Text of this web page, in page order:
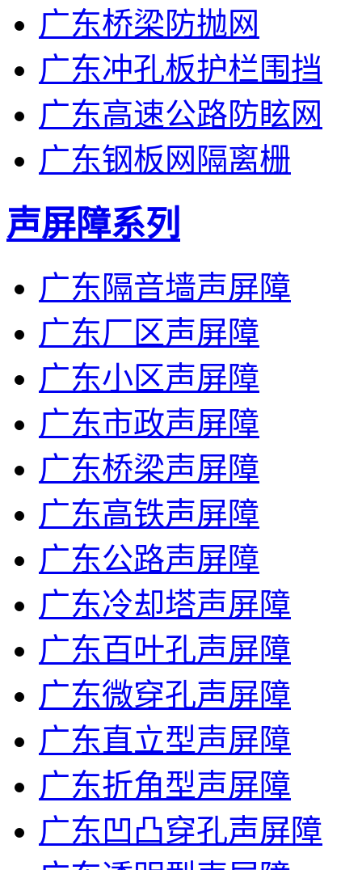
广东桥梁防抛网
广东冲孔板护栏围挡
广东高速公路防眩网
广东钢板网隔离栅
声屏障系列
广东隔音墙声屏障
广东厂区声屏障
广东小区声屏障
广东市政声屏障
广东桥梁声屏障
广东高铁声屏障
广东公路声屏障
广东冷却塔声屏障
广东百叶孔声屏障
广东微穿孔声屏障
广东直立型声屏障
广东折角型声屏障
广东凹凸穿孔声屏障